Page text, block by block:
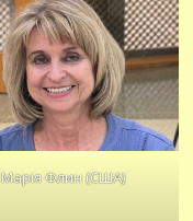
Марія Флин (США)